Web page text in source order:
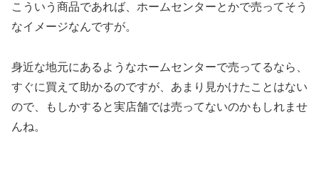
こういう商品であれば、ホームセンターとかで売ってそう
なイメージなんですが。
身近な地元にあるようなホームセンターで売ってるなら、
すぐに買えて助かるのですが、あまり見かけたことはない
ので、もしかすると実店舗では売ってないのかもしれませ
んね。